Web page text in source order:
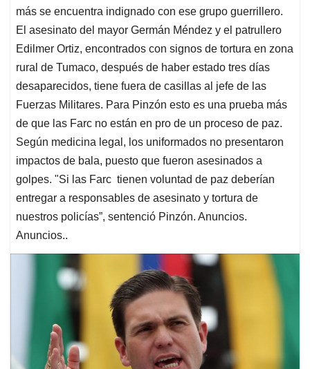
más se encuentra indignado con ese grupo guerrillero.
El asesinato del mayor Germán Méndez y el patrullero
Edilmer Ortiz, encontrados con signos de tortura en zona
rural de Tumaco, después de haber estado tres días
desaparecidos, tiene fuera de casillas al jefe de las
Fuerzas Militares. Para Pinzón esto es una prueba más
de que las Farc no están en pro de un proceso de paz.
Según medicina legal, los uniformados no presentaron
impactos de bala, puesto que fueron asesinados a
golpes. "Si las Farc tienen voluntad de paz deberían
entregar a responsables de asesinato y tortura de
nuestros policías”, sentenció Pinzón. Anuncios.
Anuncios..